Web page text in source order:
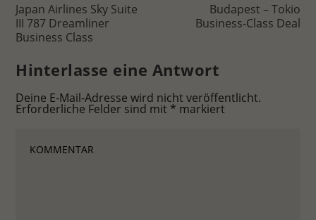
Japan Airlines Sky Suite
III 787 Dreamliner
Business Class
Budapest – Tokio
Business-Class Deal
Hinterlasse eine Antwort
Deine E-Mail-Adresse wird nicht veröffentlicht.
Erforderliche Felder sind mit * markiert